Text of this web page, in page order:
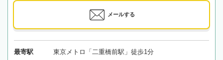
メールする
最寄駅 東京メトロ「二重橋前駅」徒歩1分